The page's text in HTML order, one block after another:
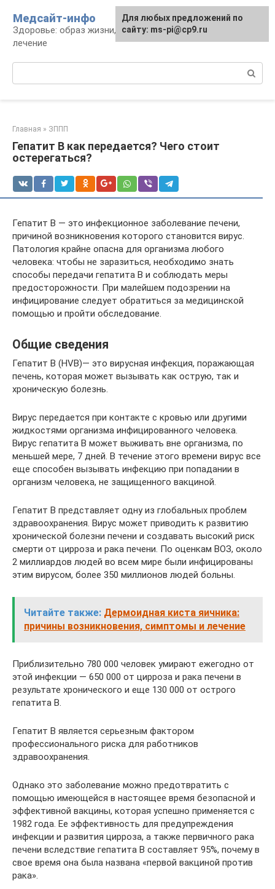
контенту
Медсайт-инфо
Здоровье: образ жизни, профилактика и
лечение
Главная » ЗППП
Гепатит В как передается? Чего стоит
остерегаться?
Гепатит В — это инфекционное заболевание печени,
причиной возникновения которого становится вирус.
Патология крайне опасна для организма любого
человека: чтобы не заразиться, необходимо знать
способы передачи гепатита В и соблюдать меры
предосторожности. При малейшем подозрении на
инфицирование следует обратиться за медицинской
помощью и пройти обследование.
Общие сведения
Гепатит B (HVB)— это вирусная инфекция, поражающая
печень, которая может вызывать как острую, так и
хроническую болезнь.
Вирус передается при контакте с кровью или другими
жидкостями организма инфицированного человека.
Вирус гепатита B может выживать вне организма, по
меньшей мере, 7 дней. В течение этого времени вирус все
еще способен вызывать инфекцию при попадании в
организм человека, не защищенного вакциной.
Гепатит В представляет одну из глобальных проблем
здравоохранения. Вирус может приводить к развитию
хронической болезни печени и создавать высокий риск
смерти от цирроза и рака печени. По оценкам ВОЗ, около
2 миллиардов людей во всем мире были инфицированы
этим вирусом, более 350 миллионов людей больны.
Читайте также: Дермоидная киста яичника:
причины возникновения, симптомы и лечение
Приблизительно 780 000 человек умирают ежегодно от
этой инфекции — 650 000 от цирроза и рака печени в
результате хронического и еще 130 000 от острого
гепатита B.
Гепатит В является серьезным фактором
профессионального риска для работников
здравоохранения.
Однако это заболевание можно предотвратить с
помощью имеющейся в настоящее время безопасной и
эффективной вакцины, которая успешно применяется с
1982 года. Ее эффективность для предупреждения
инфекции и развития цирроза, а также первичного рака
печени вследствие гепатита B составляет 95%, почему в
свое время она была названа «первой вакциной против
рака».
Для любых предложений по
сайту: ms-pi@cp9.ru